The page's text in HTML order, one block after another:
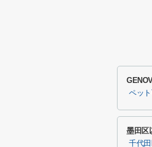
ペッ
墨田区
千代田